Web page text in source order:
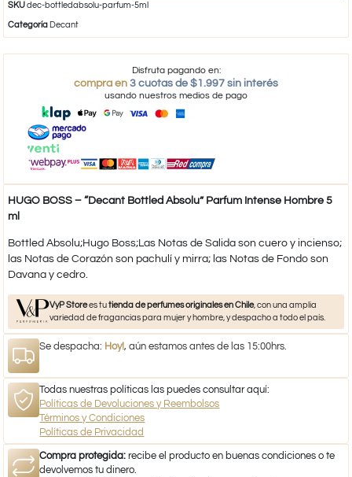
SKUdec-bottledabsolu-parfum-5ml
Categoría Decant
Disfruta pagando en:
compra en 3 cuotas de $1.997 sin interés
usando nuestros medios de pago
HUGO BOSS – “Decant Bottled Absolu” Parfum Intense Hombre 5
ml
Bottled Absolu;Hugo Boss;Las Notas de Salida son cuero y incienso;
las Notas de Corazón son pachulí y mirra; las Notas de Fondo son
Davana y cedro.
VyP Storees tutienda de perfumes originales en Chile, con una amplia
variedad de fragancias para mujer y hombre, y despacho a todo el país.
Se despacha: Hoy!, aún estamos antes de las 15:00hrs.
Todas nuestras políticas las puedes consultar aquí:
Políticas de Devoluciones y Reembolsos
Términos y Condiciones
Políticas de Privacidad
Compra protegida: recibe el producto en buenas condiciones o te
devolvemos tu dinero.